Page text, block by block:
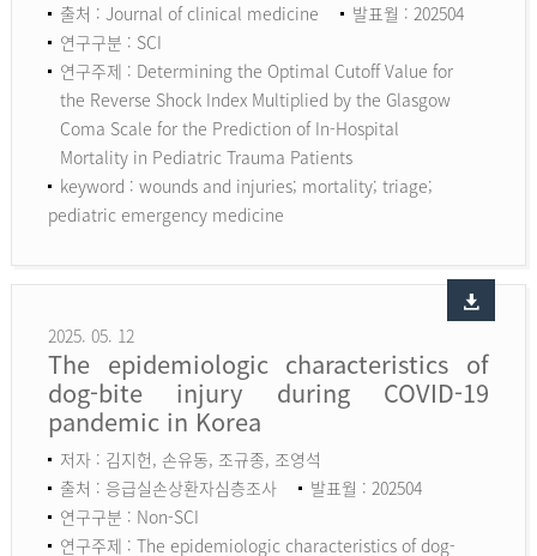
출처 : Journal of clinical medicine
발표월 : 202504
연구구분 : SCI
연구주제 : Determining the Optimal Cutoff Value for
the Reverse Shock Index Multiplied by the Glasgow
Coma Scale for the Prediction of In-Hospital
Mortality in Pediatric Trauma Patients
keyword : wounds and injuries; mortality; triage;
pediatric emergency medicine
2025. 05. 12
The epidemiologic characteristics of
dog-bite injury during COVID-19
pandemic in Korea
저자 : 김지헌, 손유동, 조규종, 조영석
출처 : 응급실손상환자심층조사
발표월 : 202504
연구구분 : Non-SCI
연구주제 : The epidemiologic characteristics of dog-